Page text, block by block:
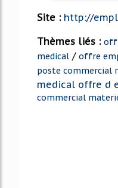
Site : http://
Thèmes liés :
medical / offre
poste commercial
medical offre d
commercial